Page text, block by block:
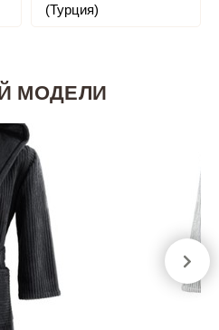
(Турция)
МОДЕЛИ